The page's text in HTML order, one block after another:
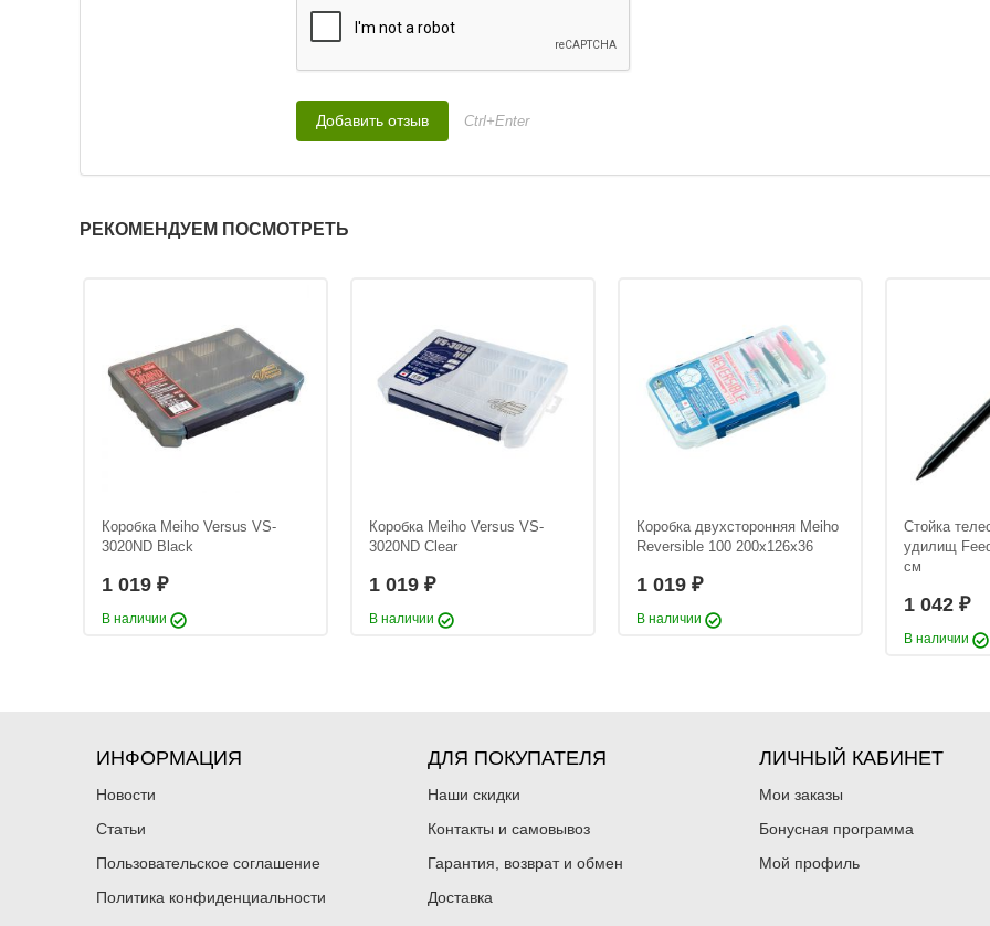
Ctrl+Enter
РЕКОМЕНДУЕМ ПОСМОТРЕТЬ
Коробка Meiho Versus VS-
3020ND Black
1 019 ₽
В наличии
Коробка Meiho Versus VS-
3020ND Clear
1 019 ₽
В наличии
Коробка двухсторонняя Meiho
Reversible 100 200х126х36
1 019 ₽
В наличии
Стойка
удилищ
см
1 042 ₽
В наличии
ИНФОРМАЦИЯ
Новости
Статьи
Пользовательское соглашение
Политика конфиденциальности
ДЛЯ ПОКУПАТЕЛЯ
Наши скидки
Контакты и самовывоз
Гарантия, возврат и обмен
Доставка
ЛИЧНЫЙ КАБИНЕТ
Мои заказы
Бонусная программа
Мой профиль